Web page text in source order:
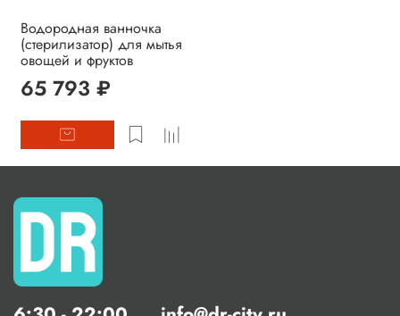
Водородная ванночка
(стерилизатор) для мытья
овощей и фруктов
65 793 ₽